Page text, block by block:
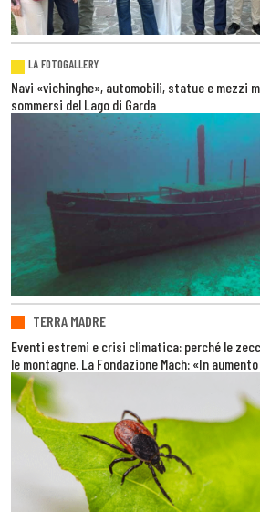
LA FOTOGALLERY
Navi «vichinghe», automobili, statue e mezzi
sommersi del Lago di Garda
TERRA MADRE
Eventi estremi e crisi climatica: perché le
le montagne. La Fondazione Mach: «In